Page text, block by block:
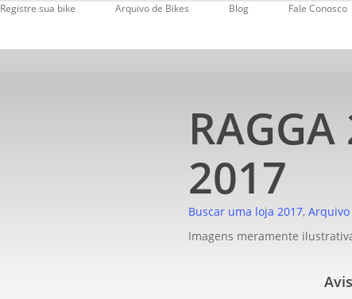
Registre sua bike Arquivo de Bikes Blog Fale Conosco
2017
Imagens meramente
Buscar uma loja 2017 Arquivo